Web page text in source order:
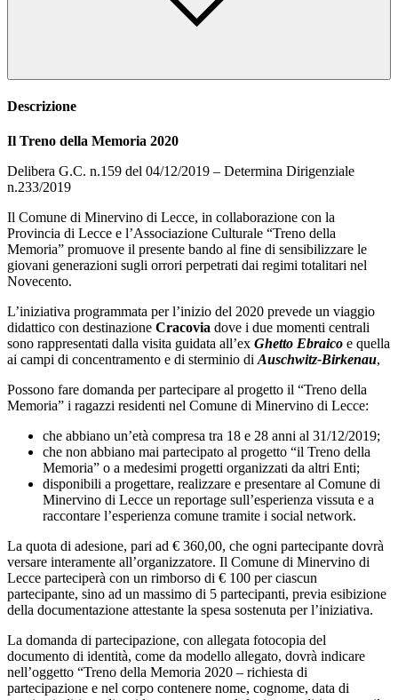
Descrizione
Il Treno della Memoria 2020
Delibera G.C. n.159 del 04/12/2019 – Determina Dirigenziale
n.233/2019
Il Comune di Minervino di Lecce, in collaborazione con la
Provincia di Lecce e l’Associazione Culturale “Treno della
Memoria” promuove il presente bando al fine di sensibilizzare le
giovani generazioni sugli orrori perpetrati dai regimi totalitari nel
Novecento.
L’iniziativa programmata per l’inizio del 2020 prevede un viaggio
didattico con destinazione Cracovia dove i due momenti centrali
sono rappresentati dalla visita guidata all’ex Ghetto Ebraico e quella
ai campi di concentramento e di sterminio di Auschwitz-Birkenau,
Possono fare domanda per partecipare al progetto il “Treno della
Memoria” i ragazzi residenti nel Comune di Minervino di Lecce:
che abbiano un’età compresa tra 18 e 28 anni al 31/12/2019;
che non abbiano mai partecipato al progetto “il Treno della
Memoria” o a medesimi progetti organizzati da altri Enti;
disponibili a progettare, realizzare e presentare al Comune di
Minervino di Lecce un reportage sull’esperienza vissuta e a
raccontare l’esperienza comune tramite i social network.
La quota di adesione, pari ad € 360,00, che ogni partecipante dovrà
versare interamente all’organizzatore. Il Comune di Minervino di
Lecce parteciperà con un rimborso di € 100 per ciascun
partecipante, sino ad un massimo di 5 partecipanti, previa esibizione
della documentazione attestante la spesa sostenuta per l’iniziativa.
La domanda di partecipazione, con allegata fotocopia del
documento di identità, come da modello allegato, dovrà indicare
nell’oggetto “Treno della Memoria 2020 – richiesta di
partecipazione e nel corpo contenere nome, cognome, data di